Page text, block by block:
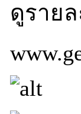
ดูราย